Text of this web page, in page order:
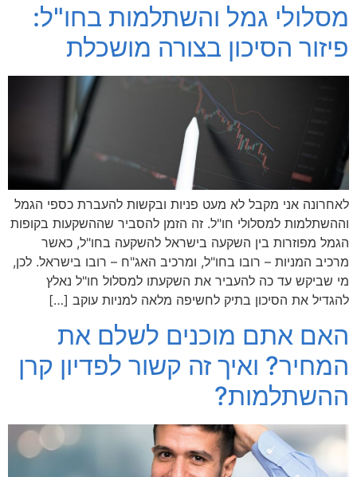
מסלולי גמל והשתלמות בחו"ל:
פיזור הסיכון בצורה מושכלת
לאחרונה אני מקבל לא מעט פניות ובקשות להעברת כספי הגמל
וההשתלמות למסלולי חו"ל. זה הזמן להסביר שההשקעות בקופות
הגמל מפוזרות בין השקעה בישראל להשקעה בחו"ל, כאשר
מרכיב המניות – רובו בחו"ל, ומרכיב האג"ח – רובו בישראל. לכן,
מי שביקש עד כה להעביר את השקעתו למסלול חו"ל נאלץ
להגדיל את הסיכון בתיק לחשיפה מלאה למניות עוקב […]
האם אתם מוכנים לשלם את
המחיר? ואיך זה קשור לפדיון קרן
ההשתלמות?